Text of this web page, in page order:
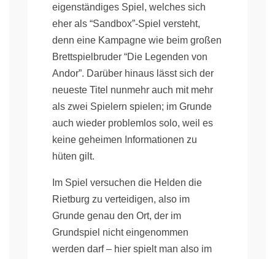
eigenständiges Spiel, welches sich
eher als “Sandbox”-Spiel versteht,
denn eine Kampagne wie beim großen
Brettspielbruder “Die Legenden von
Andor”. Darüber hinaus lässt sich der
neueste Titel nunmehr auch mit mehr
als zwei Spielern spielen; im Grunde
auch wieder problemlos solo, weil es
keine geheimen Informationen zu
hüten gilt.
Im Spiel versuchen die Helden die
Rietburg zu verteidigen, also im
Grunde genau den Ort, der im
Grundspiel nicht eingenommen
werden darf – hier spielt man also im